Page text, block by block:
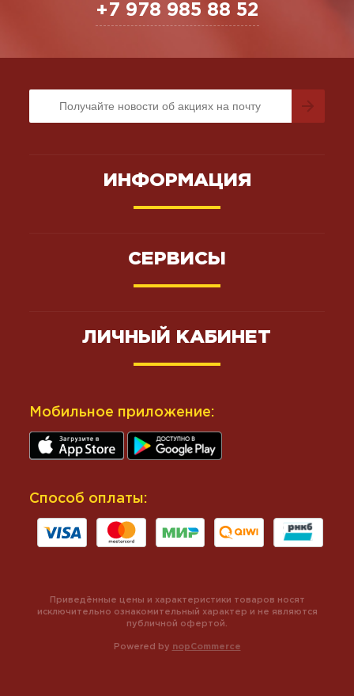
+7 978 985 88 52
ИНФОРМАЦИЯ
СЕРВИСЫ
ЛИЧНЫЙ КАБИНЕТ
Мобильное приложение:
Способ оплаты:
Powered by nopCommerce
Приведённые цены и характеристики товаров носят
исключительно ознакомительный характер и не являются
публичной офертой.